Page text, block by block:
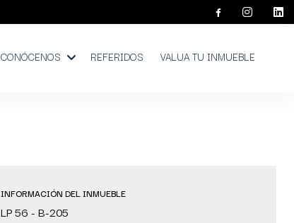
CONÓCENOS REFERIDOS VALUA TU INMUEBLE
INFORMACIÓN DEL INMUEBLE
LP 56 - B-205